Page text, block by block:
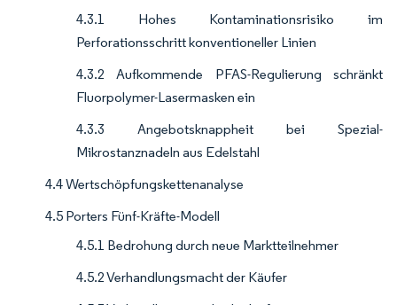
4.3.1 Hohes Kontaminationsrisiko im
Perforationsschritt konventioneller Linien
4.3.2 Aufkommende PFAS-Regulierung schränkt
Fluorpolymer-Lasermasken ein
4.3.3 Angebotsknappheit bei Spezial-
Mikrostanznadeln aus Edelstahl
4.4 Wertschöpfungskettenanalyse
4.5 Porters Fünf-Kräfte-Modell
4.5.1 Bedrohung durch neue Marktteilnehmer
4.5.2 Verhandlungsmacht der Käufer